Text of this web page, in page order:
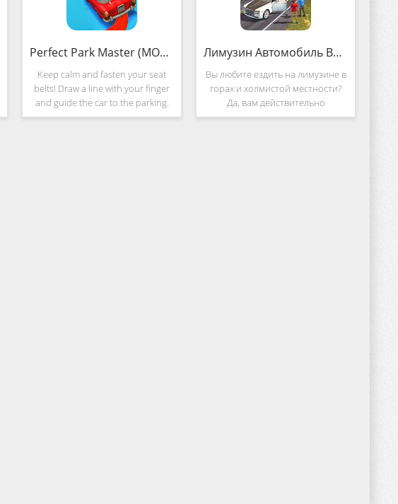
Perfect Park Master (MOD, Много денег)
Keep calm and fasten your seat
belts! Draw a line with your finger
and guide the car to the parking.
Watch out as you may hit other
Лимузин Автомобиль Вождение Иг (MOD, Много денег)
Вы любите ездить на лимузине в
горах и холмистой местности?
Да, вам действительно
понравится. Вот лучший